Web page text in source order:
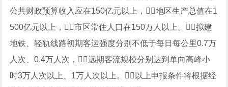
公共财政预算收入应在150亿元以上，地区生产总值在1
500亿元以上，市区常住人口在150万人以上。拟建
地铁、轻轨线路初期客运强度分别不低于每日每公里0.7万
人次、0.4万人次，远期客流规模分别达到单向高峰小
时3万人次以上、1万人次以上。以上申报条件将根据经